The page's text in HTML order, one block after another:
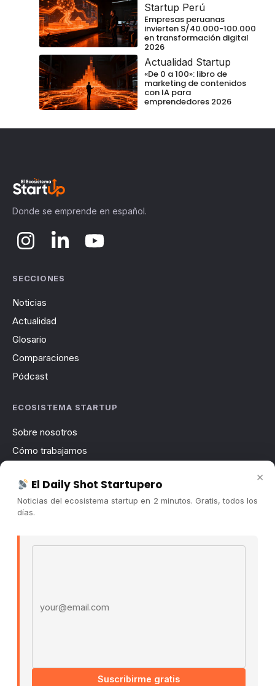
Startup Perú
Empresas peruanas
invierten S/40.000-100.000
en transformación digital
2026
Actualidad Startup
«De 0 a 100»: libro de
marketing de contenidos
con IA para
emprendedores 2026
Donde se emprende en español.
SECCIONES
Noticias
Actualidad
Glosario
Comparaciones
Pódcast
ECOSISTEMA STARTUP
Sobre nosotros
Cómo trabajamos
Contacto
Publicidad
Políticas De Privacidad · Términos De Uso
×
El Daily Shot Startupero
Noticias del ecosistema startup en 2 minutos. Gratis, todos los
días.
Suscribirme gratis